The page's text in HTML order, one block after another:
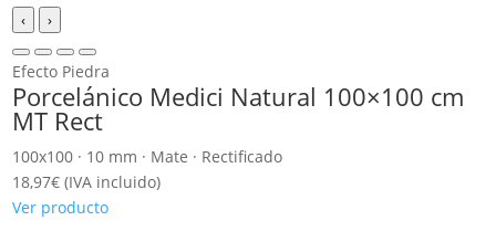
‹ ›
Efecto Piedra
Porcelánico Medici Natural 100×100 cm
MT Rect
100x100 · 10 mm · Mate · Rectificado
18,97€ (IVA incluido)
Ver producto